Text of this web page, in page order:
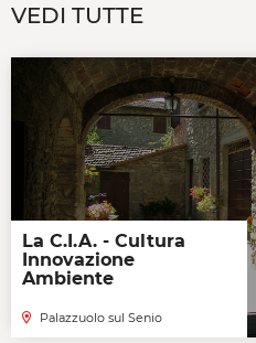
VEDI TUTTE
La C.I.A. - Cultura
Innovazione
Ambiente
Palazzuolo sul Senio